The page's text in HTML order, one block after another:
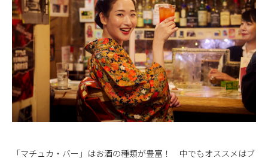
「マチュカ・バー」はお酒の種類が豊富！ 中でもオススメはブ